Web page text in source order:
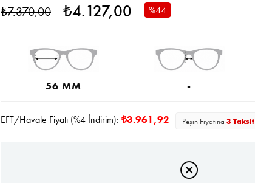
₺7.370,00 ₺4.127,00 %44
56 MM -
EFT/Havale Fiyatı (%4 İndirim): ₺3.961,92 Peşin Fiyatına 3 Taksit